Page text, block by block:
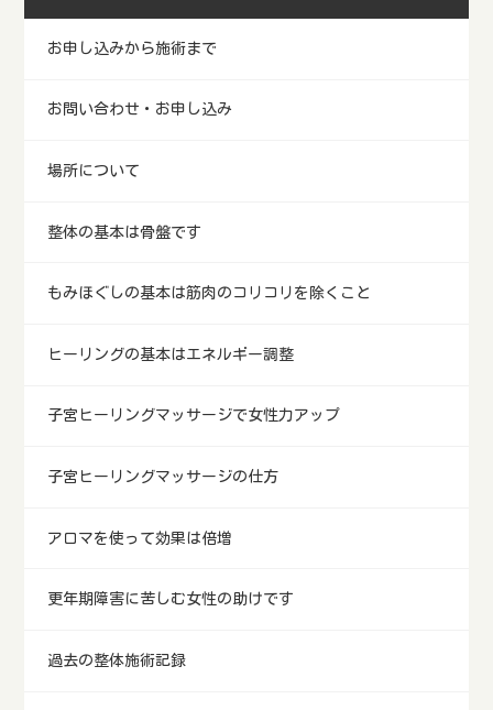
お申し込みから施術まで
お問い合わせ・お申し込み
場所について
整体の基本は骨盤です
もみほぐしの基本は筋肉のコリコリを除くこと
ヒーリングの基本はエネルギー調整
子宮ヒーリングマッサージで女性力アップ
子宮ヒーリングマッサージの仕方
アロマを使って効果は倍増
更年期障害に苦しむ女性の助けです
過去の整体施術記録